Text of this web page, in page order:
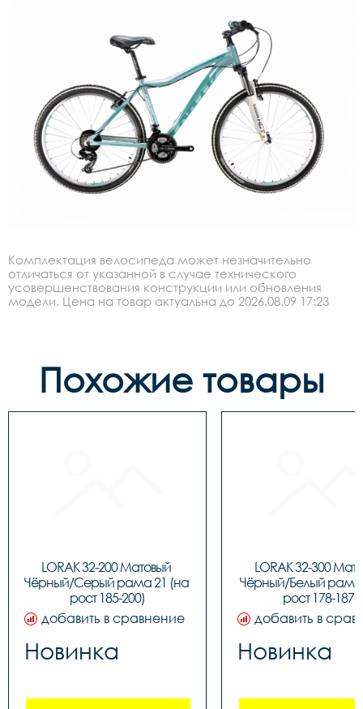
Комплектация велосипеда может незначительно
отличаться от указанной в случае технического
усовершенствования конструкции или обновления
модели. Цена на товар актуальна до 2026.08.09 17:23
Похожие товары
LORAK 32-200 Матовый
Чёрный/Серый рама 21 (на
рост 185-200)
добавить в сравнение
Новинка
LORAK 32-300
Чёрный/Белый рама
рост 178-187)
добавить в
Новинка